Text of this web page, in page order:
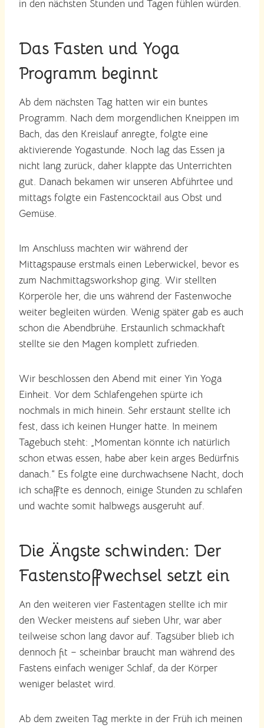
in den nächsten Stunden und Tagen fühlen würden.
Das Fasten und Yoga
Programm beginnt
Ab dem nächsten Tag hatten wir ein buntes
Programm. Nach dem morgendlichen Kneippen im
Bach, das den Kreislauf anregte, folgte eine
aktivierende Yogastunde. Noch lag das Essen ja
nicht lang zurück, daher klappte das Unterrichten
gut. Danach bekamen wir unseren Abführtee und
mittags folgte ein Fastencocktail aus Obst und
Gemüse.
Im Anschluss machten wir während der
Mittagspause erstmals einen Leberwickel, bevor es
zum Nachmittagsworkshop ging. Wir stellten
Körperöle her, die uns während der Fastenwoche
weiter begleiten würden. Wenig später gab es auch
schon die Abendbrühe. Erstaunlich schmackhaft
stellte sie den Magen komplett zufrieden.
Wir beschlossen den Abend mit einer Yin Yoga
Einheit. Vor dem Schlafengehen spürte ich
nochmals in mich hinein. Sehr erstaunt stellte ich
fest, dass ich keinen Hunger hatte. In meinem
Tagebuch steht: „Momentan könnte ich natürlich
schon etwas essen, habe aber kein arges Bedürfnis
danach.“ Es folgte eine durchwachsene Nacht, doch
ich schaffte es dennoch, einige Stunden zu schlafen
und wachte somit halbwegs ausgeruht auf.
Die Ängste schwinden: Der
Fastenstoffwechsel setzt ein
An den weiteren vier Fastentagen stellte ich mir
den Wecker meistens auf sieben Uhr, war aber
teilweise schon lang davor auf. Tagsüber blieb ich
dennoch fit – scheinbar braucht man während des
Fastens einfach weniger Schlaf, da der Körper
weniger belastet wird.
Ab dem zweiten Tag merkte in der Früh ich meinen